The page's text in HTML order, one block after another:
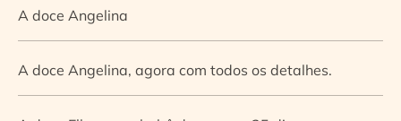
A doce Angelina
A doce Angelina, agora com todos os detalhes.